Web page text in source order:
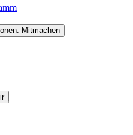
Mitmachen